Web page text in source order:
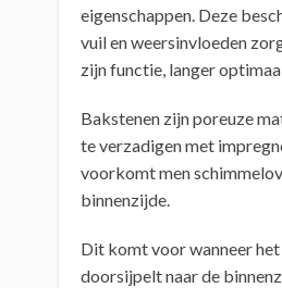
eigenschappen. Deze
vuil en weersinvloeden
zijn functie, langer
Bakstenen zijn poreuze
te verzadigen met
voorkomt men
binnenzijde.
Dit komt voor wanneer
doorsijpelt naar de